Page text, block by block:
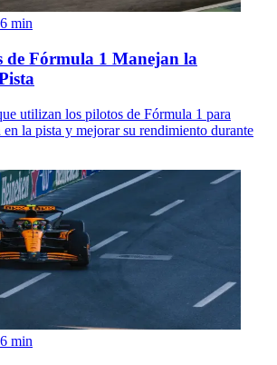
6 min
de Fórmula 1 Manejan la
utilizan los pilotos de Fórmula 1 para
en la pista y mejorar su rendimiento durante
6 min